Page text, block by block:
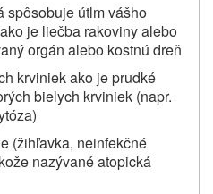
spôsobuje útlm vášho
je liečba rakoviny alebo
orgán alebo kostnú dreň
krviniek ako je prudké
bielych krviniek (napr.
(žihľavka, neinfekčné
nazývané atopická